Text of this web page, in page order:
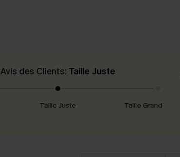
Avis des Clients: Taille Juste
Taille Juste Taille Grand